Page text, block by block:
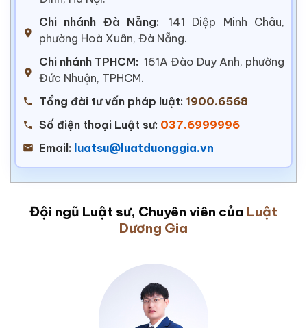
Chi nhánh Đà Nẵng:
141 Diệp Minh Châu,
phường Hoà Xuân, Đà Nẵng.
Chi nhánh TPHCM: 161A Đào Duy Anh, phường
Đức Nhuận, TPHCM.
Tổng đài tư vấn pháp luật: 1900.6568
Số điện thoại Luật sư: 037.6999996
Email: luatsu@luatduonggia.vn
Đội ngũ Luật sư, Chuyên viên của Luật
Dương Gia